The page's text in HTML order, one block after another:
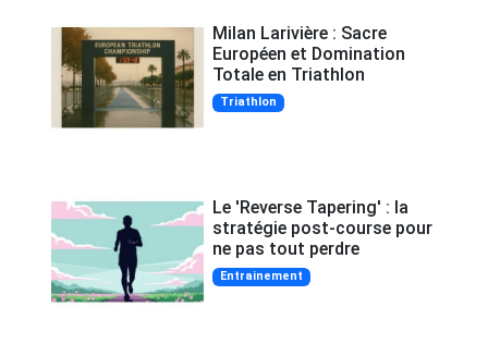
Milan Larivière : Sacre
Européen et Domination
Totale en Triathlon
Triathlon
Le 'Reverse Tapering' : la
stratégie post-course pour
ne pas tout perdre
Entrainement